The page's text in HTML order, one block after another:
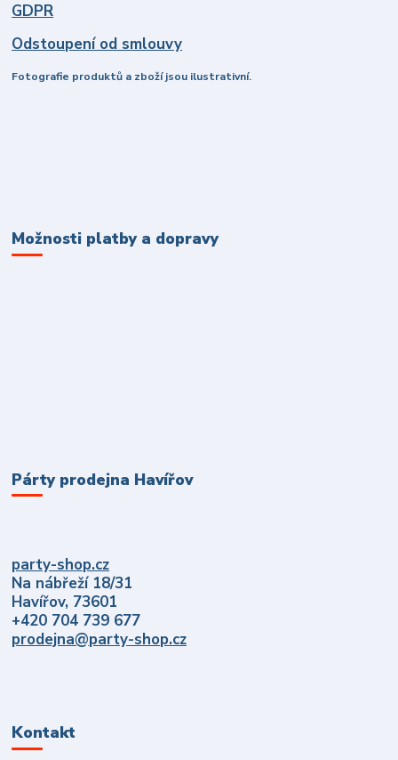
GDPR
Odstoupení od smlouvy
Fotografie produktů a zboží jsou ilustrativní.
Možnosti platby a dopravy
Párty prodejna Havířov
party-shop.cz
Na nábřeží 18/31
Havířov, 73601
+420 704 739 677
prodejna@party-shop.cz
Kontakt